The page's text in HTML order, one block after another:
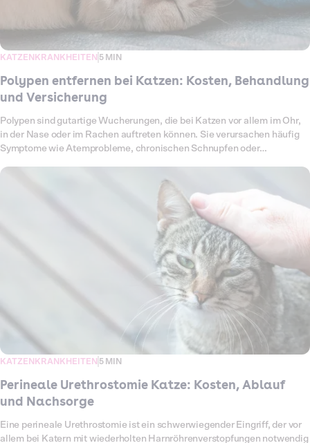
KATZENKRANKHEITEN 5 MIN
Polypen entfernen bei Katzen: Kosten, Behandlung
und Versicherung
Polypen sind gutartige Wucherungen, die bei Katzen vor allem im Ohr,
in der Nase oder im Rachen auftreten können. Sie verursachen häufig
Symptome wie Atemprobleme, chronischen Schnupfen oder
Klinikaufenthalt können die Kosten erheblich variieren. In diesem
Artikel erfährst du, wie sich die Behandlung gestaltet, welche Kosten
für das Entfernen von Polypen bei Katzen entstehen und wie dich eine
Katzenkrankenversicherung von Dalma entlasten kann.
KATZENKRANKHEITEN 5 MIN
Perineale Urethrostomie Katze: Kosten, Ablauf
und Nachsorge
Eine perineale Urethrostomie ist ein schwerwiegender Eingriff, der vor
allem bei Katern mit wiederholten Harnröhrenverstopfungen notwendig